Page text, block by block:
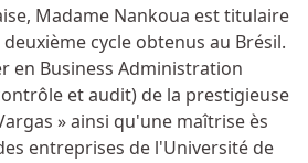
Madame Nankoua est titulaire
cycle obtenus au Brésil.
en Business Administration
et audit) de la prestigieuse
» ainsi qu'une maîtrise ès
entreprises de l'Université de